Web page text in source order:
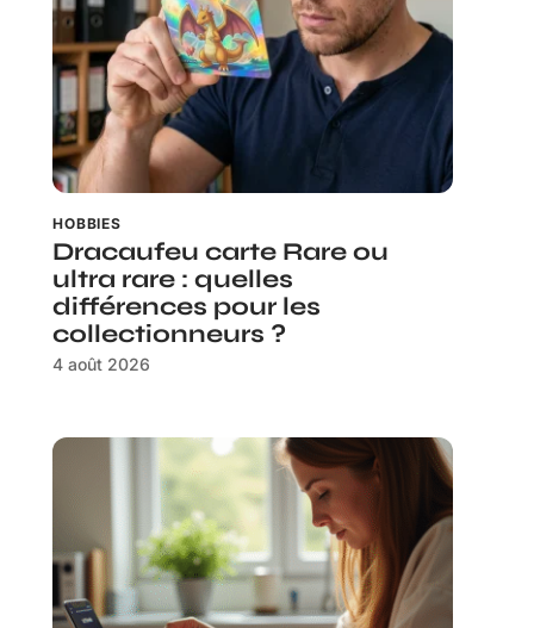
HOBBIES
Dracaufeu carte Rare ou
ultra rare : quelles
différences pour les
collectionneurs ?
4 août 2026